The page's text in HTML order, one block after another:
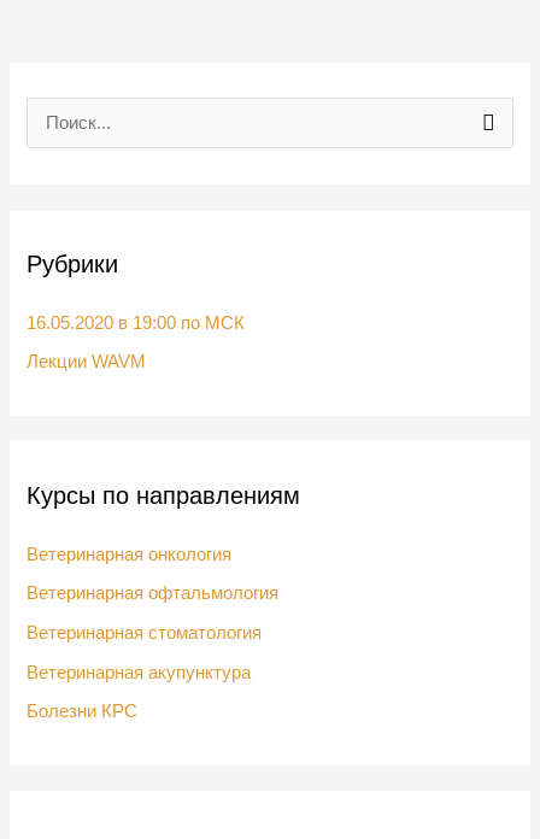
к
Рубрики
16.05.2020 в 19:00 по МСК
Лекции WAVM
Курсы по направлениям
Ветеринарная онкология
Ветеринарная офтальмология
Ветеринарная стоматология
Ветеринарная акупунктура
Болезни КРС